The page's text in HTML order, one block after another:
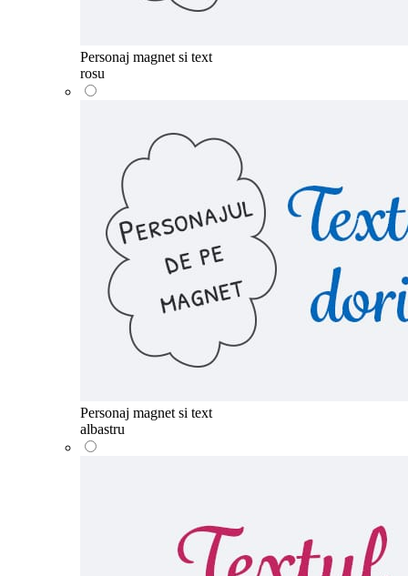
Personaj magnet si text
rosu
Personaj magnet si text
albastru